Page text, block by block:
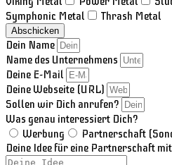
Symphonic Metal
Thrash Metal
Abschicken
Dein Name
Name des Unternehmens
Deine E-Mail
Deine Webseite (URL)
Sollen wir Dich anrufen?
Was genau interessiert Dich?
Werbung
Partnerschaft
Deine Idee für eine Partnerschaft